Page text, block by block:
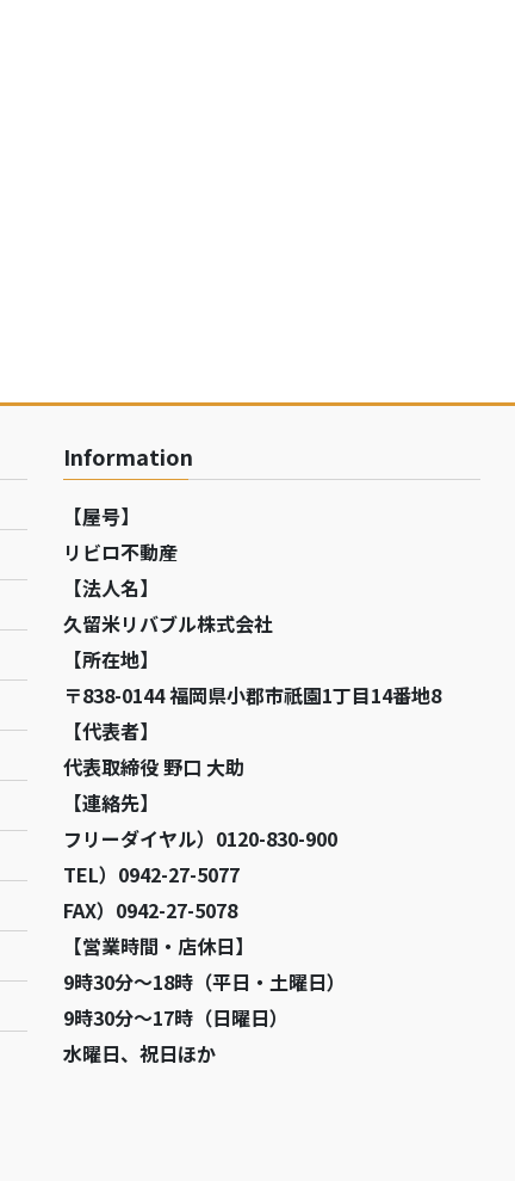
Information
【屋号】
リビロ不動産
【法人名】
久留米リバブル株式会社
【所在地】
〒838-0144 福岡県小郡市祇園1丁目14番地8
【代表者】
代表取締役 野口 大助
【連絡先】
フリーダイヤル）0120-830-900
TEL）0942-27-5077
FAX）0942-27-5078
【営業時間・店休日】
9時30分～18時（平日・土曜日）
9時30分～17時（日曜日）
水曜日、祝日ほか